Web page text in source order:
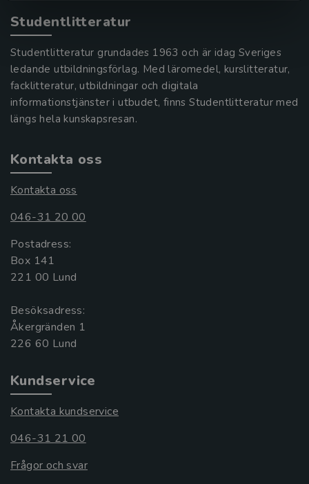
Studentlitteratur
Studentlitteratur grundades 1963 och är idag Sveriges
ledande utbildningsförlag. Med läromedel, kurslitteratur,
facklitteratur, utbildningar och digitala
informationstjänster i utbudet, finns Studentlitteratur med
längs hela kunskapsresan.
Kontakta oss
Kontakta oss
046-31 20 00
Postadress:
Box 141
221 00 Lund
Besöksadress:
Åkergränden 1
Kundservice
Kontakta kundservice
046-31 21 00
Frågor och svar